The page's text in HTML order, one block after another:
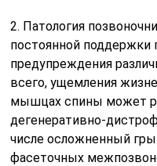
2. Патология
постоянной поддержки
предупреждения
всего, ущемления
мышцах спины может
дегенеративно-
числе осложненный
фасеточных